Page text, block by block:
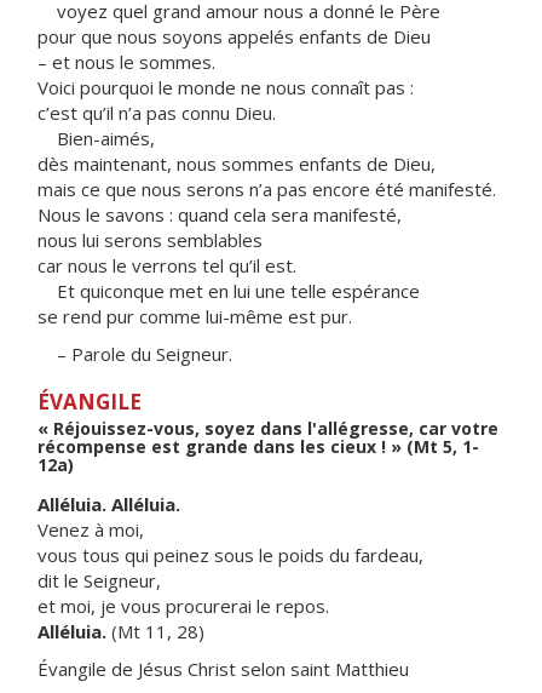
voyez quel grand amour nous a donné le Père
pour que nous soyons appelés enfants de Dieu
– et nous le sommes.
Voici pourquoi le monde ne nous connaît pas :
c’est qu’il n’a pas connu Dieu.
Bien-aimés,
dès maintenant, nous sommes enfants de Dieu,
mais ce que nous serons n’a pas encore été manifesté.
Nous le savons : quand cela sera manifesté,
nous lui serons semblables
car nous le verrons tel qu’il est.
Et quiconque met en lui une telle espérance
se rend pur comme lui-même est pur.
– Parole du Seigneur.
ÉVANGILE
« Réjouissez-vous, soyez dans l'allégresse, car votre
récompense est grande dans les cieux ! » (Mt 5, 1-
12a)
Alléluia. Alléluia.
Venez à moi,
vous tous qui peinez sous le poids du fardeau,
dit le Seigneur,
et moi, je vous procurerai le repos.
Alléluia. (Mt 11, 28)
Évangile de Jésus Christ selon saint Matthieu